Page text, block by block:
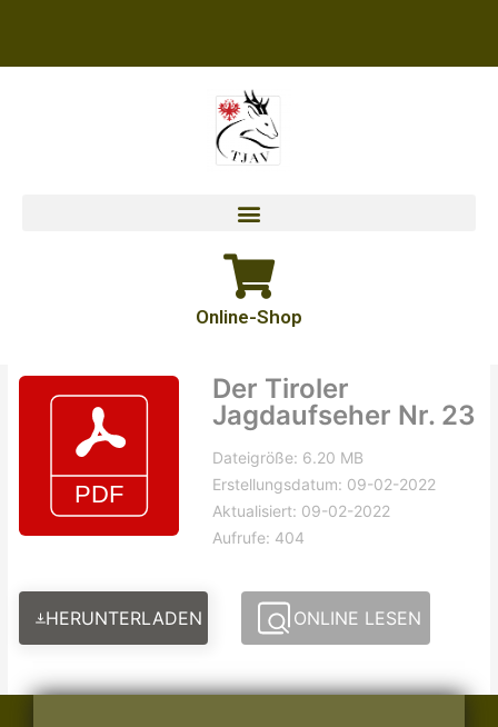
Online-Shop
Der Tiroler
Jagdaufseher Nr. 23
Dateigröße: 6.20 MB
Erstellungsdatum: 09-02-2022
Aktualisiert: 09-02-2022
Aufrufe: 404
HERUNTERLADEN ONLINE LESEN